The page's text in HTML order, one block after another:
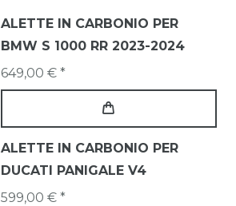
ALETTE IN CARBONIO PER
BMW S 1000 RR 2023-2024
649,00 € *
ALETTE IN CARBONIO PER
DUCATI PANIGALE V4
599,00 € *